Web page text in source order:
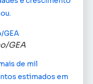
GEA
de mil
estimados em